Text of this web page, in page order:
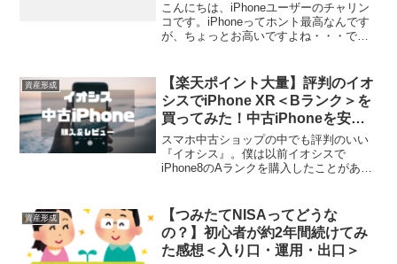
こんにちは、iPhoneユーザーのチャリン
コです。iPhoneってホント最高なんです
が、ちょっとお高いですよね・・・で
ね。そこで今回は、できるだけ新しい
iPhon...
資産形成
【楽天ポイント大量】評判のイオ
シスでiPhone XR＜Bランク＞を
買ってみた！中古iPhoneを安く
購入
スマホ中古ショップの中でも評判のいい
『イオシス』。僕は以前イオシスで
iPhone8のAランクを購入したことがある
デビューする父のためにiPhone XRの＜B
ランク＞を...
資産形成
【つみたてNISAってどうな
の？】初心者が約2年間続けてみ
た感想＜入り口・運用・出口＞